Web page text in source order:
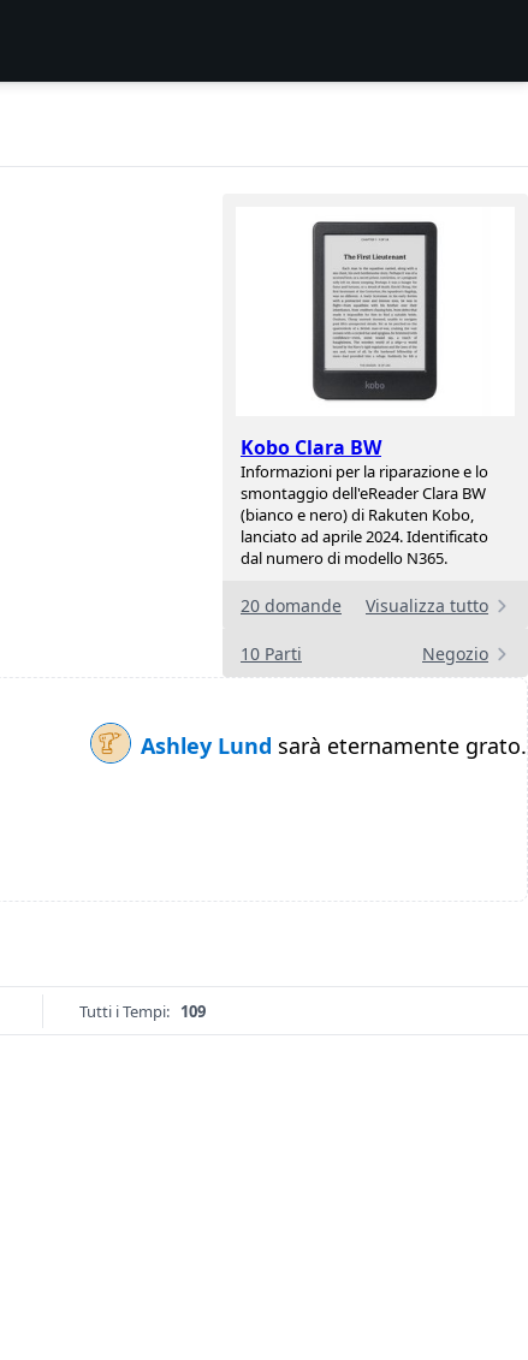
Kobo Clara BW
Informazioni per la riparazione e lo
smontaggio dell'eReader Clara BW
(bianco e nero) di Rakuten Kobo,
lanciato ad aprile 2024. Identificato
dal numero di modello N365.
20 domande Visualizza tutto
10 Parti Negozio
Ashley Lund sarà eternamente grato.
Tutti i Tempi: 109